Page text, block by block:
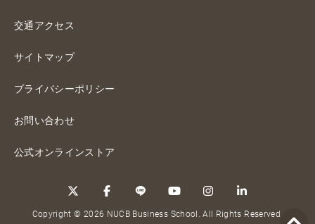
交通アクセス
サイトマップ
プライバシーポリシー
お問い合わせ
公式オンラインストア
Copyright © 2026 NUCB Business School. All Rights Reserved.